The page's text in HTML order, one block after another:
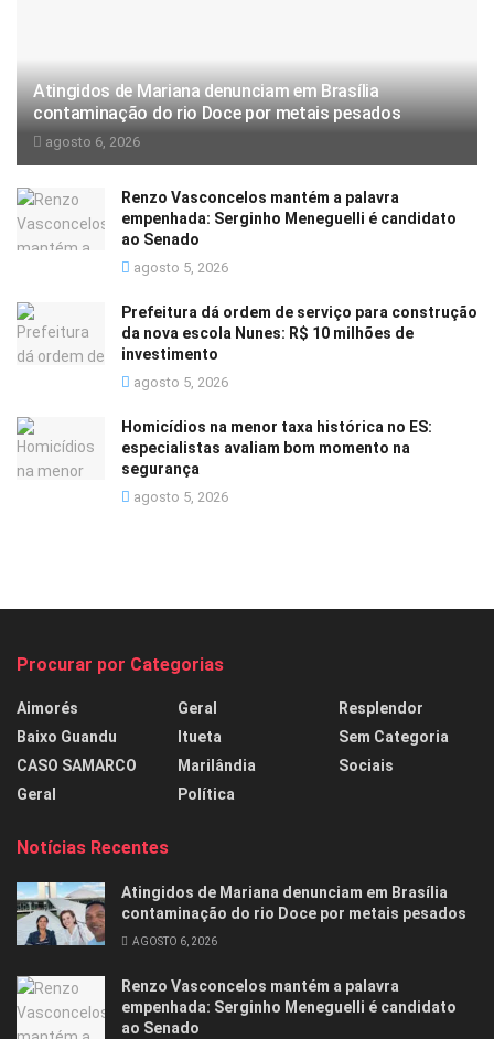
Atingidos de Mariana denunciam em Brasília
contaminação do rio Doce por metais pesados
agosto 6, 2026
Renzo Vasconcelos mantém a palavra
empenhada: Serginho Meneguelli é candidato
ao Senado
agosto 5, 2026
Prefeitura dá ordem de serviço para construção
da nova escola Nunes: R$ 10 milhões de
investimento
agosto 5, 2026
Homicídios na menor taxa histórica no ES:
especialistas avaliam bom momento na
segurança
agosto 5, 2026
Procurar por Categorias
Aimorés
Baixo Guandu
CASO SAMARCO
Geral
Geral
Itueta
Marilândia
Política
Resplendor
Sem Categoria
Sociais
Notícias Recentes
Atingidos de Mariana denunciam em Brasília
contaminação do rio Doce por metais pesados
AGOSTO 6, 2026
Renzo Vasconcelos mantém a palavra
empenhada: Serginho Meneguelli é candidato
ao Senado